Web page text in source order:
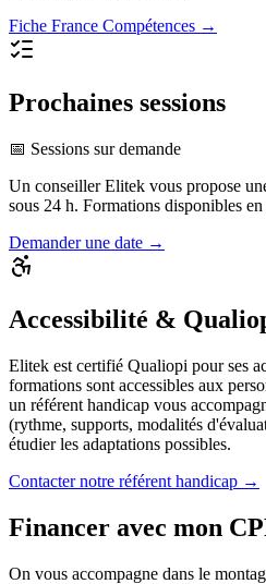
Fiche France Compétences →
Prochaines sessions
📅 Sessions sur demande
Un conseiller Elitek vous propose
sous 24 h. Formations disponibles
Demander une date →
Accessibilité &
Elitek est certifié Qualiopi pour ses
formations sont accessibles aux
un référent handicap vous
(rythme, supports, modalités
étudier les adaptations possibles.
Contacter notre référent handicap →
Financer avec mon
On vous accompagne dans le